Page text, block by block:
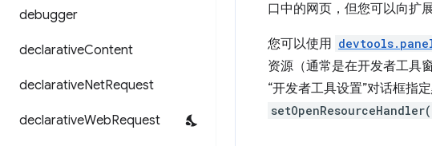
debugger
declarativeContent
declarativeNetRequest
declarativeWebRequest
口中的网页，但您可以向扩
您可以使用
资源（通常是在开发者工具
“开发者工具设置”对话框指